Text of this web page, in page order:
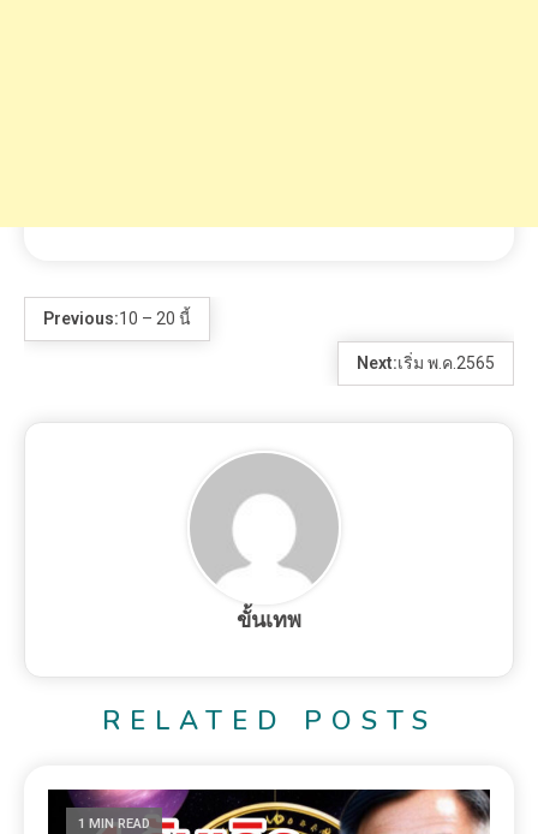
Previous:10 – 20 นี้
Next:เริ่ม พ.ค.2565
ขั้นเทพ
RELATED POSTS
1 MIN READ